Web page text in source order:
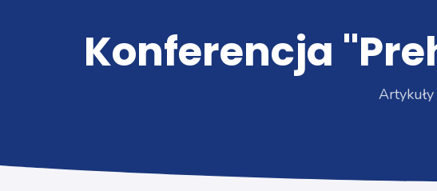
Konferencja
Artykuły